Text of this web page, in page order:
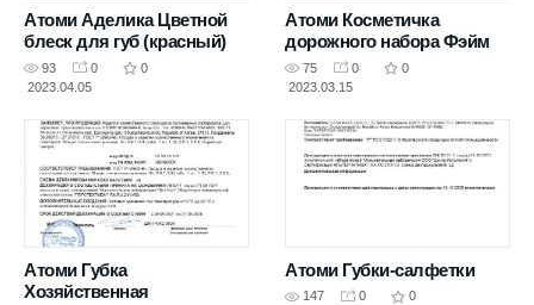
Атоми Аделика Цветной
блеск для губ (красный)
93 0
0
2023.04.05
Атоми Косметичка
дорожного набора Фэйм
75 0
0
2023.03.15
Атоми Губка
Хозяйственная
Атоми Губки-салфетки
147 0
0